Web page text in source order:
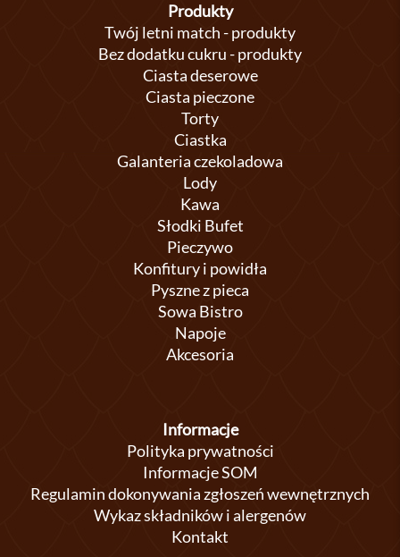
Produkty
Twój letni match - produkty
Bez dodatku cukru - produkty
Ciasta deserowe
Ciasta pieczone
Torty
Ciastka
Galanteria czekoladowa
Lody
Kawa
Słodki Bufet
Pieczywo
Konfitury i powidła
Pyszne z pieca
Sowa Bistro
Napoje
Akcesoria
Informacje
Polityka prywatności
Informacje SOM
Regulamin dokonywania zgłoszeń wewnętrznych
Wykaz składników i alergenów
Kontakt